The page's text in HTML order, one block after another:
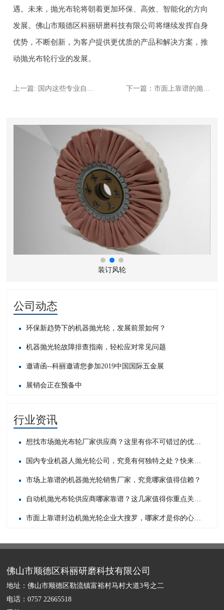
遇。未来，抛光布轮将朝着更加环保、高效、智能化的方向
发展。佛山市顺德区科丽研磨科技有限公司将继续发挥自身
优势，不断创新，为客户提供更优质的产品和解决方案，推
动抛光布轮行业的发展。
上一篇: 国内这些专业自动机布轮厂家，技术与品质兼备，你知道几家？ 下一篇：市面上靠谱的抛光布轮厂家大盘点，这些值得你关注！
装订风轮
公司动态
环保新趋势下的机器抛光轮，发展前景如何？
机器抛光轮故障排查指南，轻松应对常见问题​
邀请函--科丽邀请您参加2019中国国际五金展
展销会正在预备中
行业资讯
想找市场抛光布轮厂家供应商？这里有你不可错过的优质之选！
国内专业机器人抛光轮公司，究竟有何独特之处？快来一探究竟！
市场上靠谱的机器抛光轮销售厂家，究竟哪家值得信赖？
自动机抛光布轮供应商哪家靠谱？这几家值得你重点关注！
市面上靠谱封边机抛光轮企业大搜罗，哪家才是你的心头好？
佛山市顺德区科丽研磨科技有限公司
地址：佛山市顺德区勒流镇富裕村马村大道3号之二
电话：0757 22665518